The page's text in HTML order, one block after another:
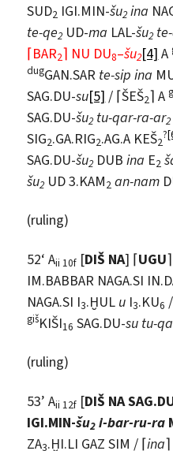
SUD2 IGI.MIN-šu2 ina
te-qe2 UD-ma LAL-šu2
⌈BAR2⌉ NU DU8–šu2[4] A
dugGAN.SAR te-sip ina
SAG.DU-su[5] / ⌈ŠEŠ2⌉ A
SAG.DU-šu2 tu-qar-ra-ar2
SIG2.GA.RIG2.AG.A KEŠ2
?
SAG.DU-šu2 DUBina E2
šu2 UD 3.KAM2 an-nam
(ruling)
52‘ Aii 10f [DIŠ NA] ⌈UGU⌉
IM.BABBAR NAGA.SI
NAGA.SI I3.ḪUL u I3.KU6
gišKIŠI16 SAG.DU-su tu-
(ruling)
53’ Aii 12f [DIŠ NA
IGI.MIN-šu2 i-bar-ru-ra
ZA3.ḪI.LI GAZ SIM / ⌈ina